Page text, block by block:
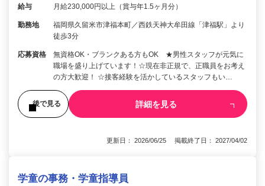
給与 月給230,000円以上（賞与年1.5ヶ月分）
勤務地
福岡県久留米市津福本町／西鉄天神大牟田線「津福駅」より
徒歩3分
応募資格
無資格OK・ブランクある方もOK ★男性スタッフが元気に
職場を盛り上げています！☆現在非正規で、正職員をお考え
の方大歓迎！ ☆接客経験を活かしているスタッフもい…
後で見る 詳細を見る
更新日： 2026/06/25 掲載終了日： 2027/04/02
学童の事務・学童指導員